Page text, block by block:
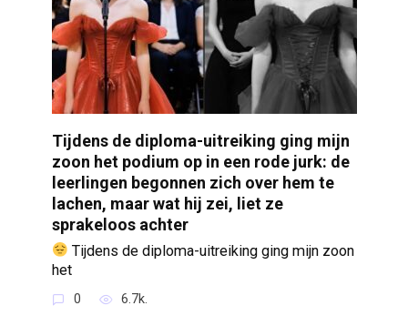
Tijdens de diploma-uitreiking ging mijn
zoon het podium op in een rode jurk: de
leerlingen begonnen zich over hem te
lachen, maar wat hij zei, liet ze
sprakeloos achter
Tijdens de diploma-uitreiking ging mijn zoon
het
0 6.7k.